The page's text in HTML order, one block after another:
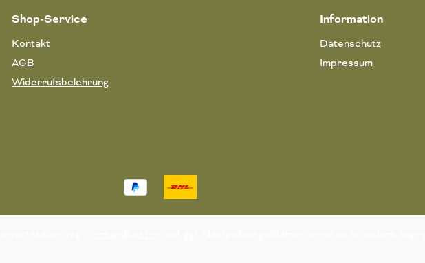
Shop-Service
Kontakt
AGB
Widerrufsbelehrung
Information
Datenschutz
Impressum